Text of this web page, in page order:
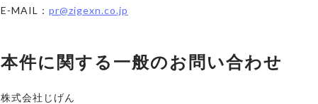
E-MAIL： pr@zigexn.co.jp
本件に関する一般のお問い合わせ
株式会社じげん